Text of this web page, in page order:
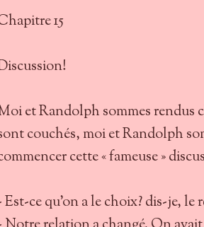
15
et Randolph sommes rendus
couchés, moi et Randolph
cette « fameuse »
Est-ce qu'on a le choix? dis-je, le